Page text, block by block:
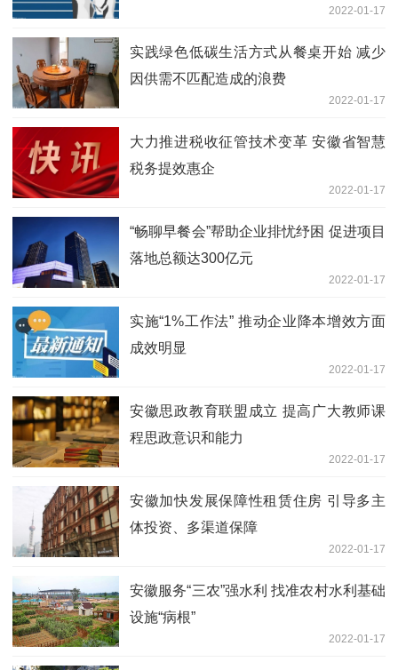
2022-01-17
实践绿色低碳生活方式从餐桌开始 减少
因供需不匹配造成的浪费
2022-01-17
大力推进税收征管技术变革 安徽省智慧
税务提效惠企
2022-01-17
“畅聊早餐会”帮助企业排忧纾困 促进项目
落地总额达300亿元
2022-01-17
实施“1%工作法” 推动企业降本增效方面
成效明显
2022-01-17
安徽思政教育联盟成立 提高广大教师课
程思政意识和能力
2022-01-17
安徽加快发展保障性租赁住房 引导多主
体投资、多渠道保障
2022-01-17
安徽服务“三农”强水利 找准农村水利基础
设施“病根”
2022-01-17